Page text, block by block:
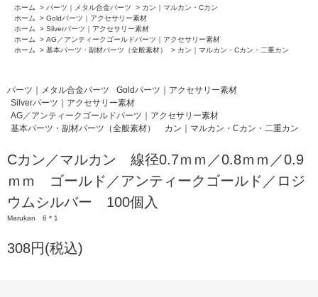
ホーム > パーツ｜メタル合金パーツ > カン｜マルカン・Cカン
ホーム
> Goldパーツ｜アクセサリー素材
ホーム
> Silverパーツ｜アクセサリー素材
ホーム
> AG／アンティークゴールドパーツ｜アクセサリー素材
ホーム
> 基本パーツ・副材パーツ（全般素材） > カン｜マルカン・Cカン・二重カン
パーツ｜メタル合金パーツ
Goldパーツ｜アクセサリー素材
Silverパーツ｜アクセサリー素材
AG／アンティークゴールドパーツ｜アクセサリー素材
基本パーツ・副材パーツ（全般素材）
カン｜マルカン・Cカン・二重カン
Cカン／マルカン 線径0.7ｍｍ／0.8ｍｍ／0.9
ｍｍ ゴールド／アンティークゴールド／ロジ
ウムシルバー 100個入
Marukan 6＊1
308円(税込)